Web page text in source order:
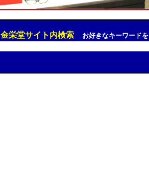
金栄堂サイト内検索 お好きなキーワード